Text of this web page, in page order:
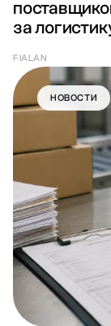
за
FIALAN
НОВОСТИ